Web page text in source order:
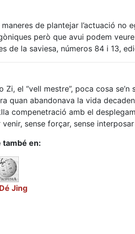
de plantejar l’actuació
però que avui podem
de la saviesa, números 84 i 13,
Zi, el “vell mestre”, poca cosa
quan abandonava la vida
compenetració amb el
venir, sense forçar, sense
també en:
Jing